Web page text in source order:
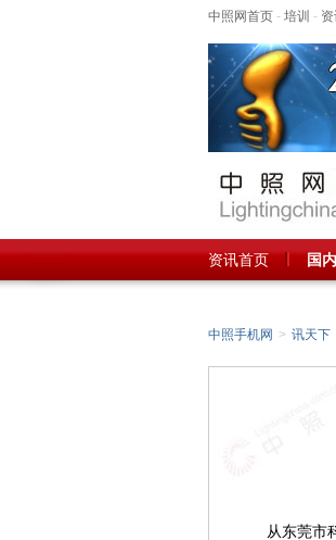
中照网首页 - 培训 -
资讯首页 国内
中照手机网 > 讯天下
从东莞市科